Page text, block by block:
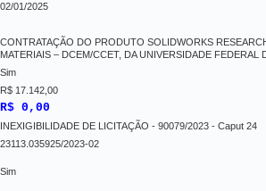
02/01/2025
CONTRATAÇÃO DO PRODUTO SOLIDWORKS
MATERIAIS – DCEM/CCET, DA UNIVERSIDADE
Sim
R$ 17.142,00
R$ 0,00
INEXIGIBILIDADE DE LICITAÇÃO - 90079/2023 - Caput 24
23113.035925/2023-02
Sim